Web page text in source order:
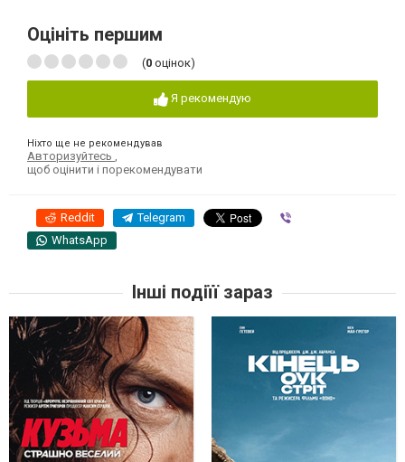
Оцініть першим
(0 оцінок)
Я рекомендую
Ніхто ще не рекомендував
Авторизуйтесь
щоб оцінити і порекомендувати
Reddit Telegram
WhatsApp
Інші подіїї зараз